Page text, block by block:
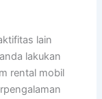
lain
lakukan
rental mobil